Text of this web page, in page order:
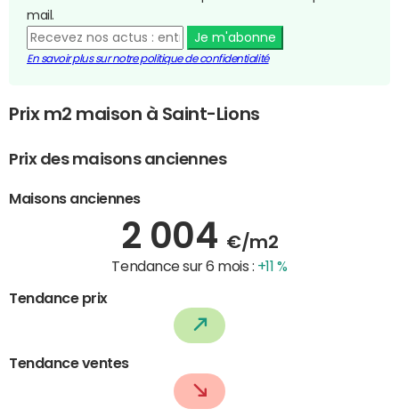
mail.
Je m'abonne
En savoir plus sur notre politique de confidentialité
Prix m2 maison à Saint-Lions
Prix des maisons anciennes
Maisons anciennes
2 004 €/m2
Tendance sur 6 mois : +11 %
Tendance prix
Tendance ventes